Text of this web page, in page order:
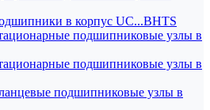
в корпус UC...BHTS
подшипниковые узлы в
подшипниковые узлы в
подшипниковые узлы в